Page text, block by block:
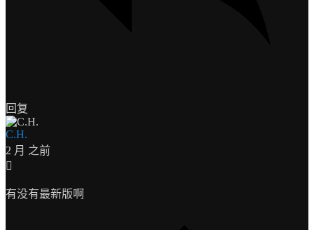
回复
C.H.
2 月 之前
有没有最新版啊